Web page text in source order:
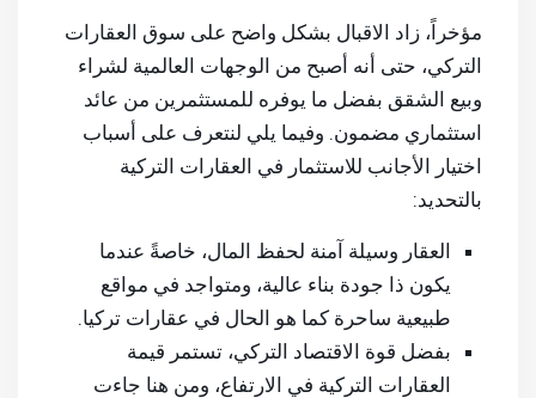
مؤخراً، زاد الاقبال بشكل واضح على سوق العقارات
التركي، حتى أنه أصبح من الوجهات العالمية لشراء
وبيع الشقق بفضل ما يوفره للمستثمرين من عائد
استثماري مضمون. وفيما يلي لنتعرف على أسباب
اختيار الأجانب للاستثمار في العقارات التركية
بالتحديد:
العقار وسيلة آمنة لحفظ المال، خاصةً عندما
يكون ذا جودة بناء عالية، ومتواجد في مواقع
طبيعية ساحرة كما هو الحال في عقارات تركيا.
بفضل قوة الاقتصاد التركي، تستمر قيمة
العقارات التركية في الارتفاع، ومن هنا جاءت